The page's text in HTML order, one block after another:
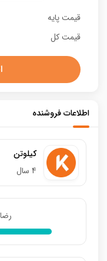
قیمت پایه
قیمت کل
اطلاعات فروشنده
کیلوتن
4 سال